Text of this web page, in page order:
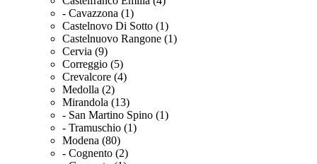
- Cavazzona (1)
Castelnovo Di Sotto (1)
Castelnuovo Rangone (1)
Cervia (9)
Correggio (5)
Crevalcore (4)
Medolla (2)
Mirandola (13)
- San Martino Spino (1)
- Tramuschio (1)
Modena (80)
- Cognento (2)